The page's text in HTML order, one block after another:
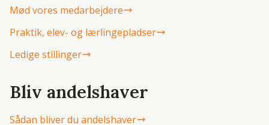
Mød vores medarbejdere
Praktik, elev- og lærlingepladser
Ledige stillinger
Bliv andelshaver
Sådan bliver du andelshaver